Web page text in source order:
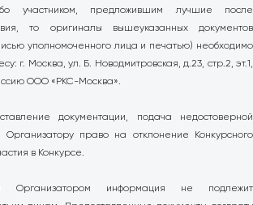
участником, предложившим лучшие после
то оригиналы вышеуказанных документов
уполномоченного лица и печатью) необходимо
г. Москва, ул. Б. Новодмитровская, д.23, стр.2, эт.1,
ООО «РКС-Москва».
документации, подача недостоверной
право на отклонение Конкурсного
в Конкурсе.
Организатором информация не подлежит